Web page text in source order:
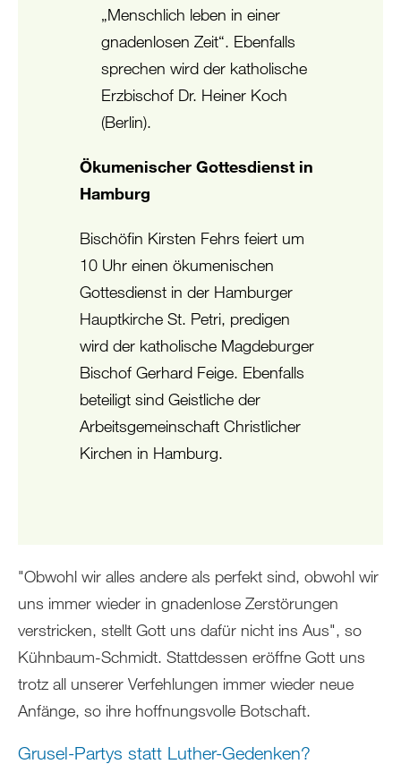
„Menschlich leben in einer
gnadenlosen Zeit“. Ebenfalls
sprechen wird der katholische
Erzbischof Dr. Heiner Koch
(Berlin).
Ökumenischer Gottesdienst in
Hamburg
Bischöfin Kirsten Fehrs feiert um
10 Uhr einen ökumenischen
Gottesdienst in der Hamburger
Hauptkirche St. Petri, predigen
wird der katholische Magdeburger
Bischof Gerhard Feige. Ebenfalls
beteiligt sind Geistliche der
Arbeitsgemeinschaft Christlicher
Kirchen in Hamburg.
"Obwohl wir alles andere als perfekt sind, obwohl wir
uns immer wieder in gnadenlose Zerstörungen
verstricken, stellt Gott uns dafür nicht ins Aus", so
Kühnbaum-Schmidt. Stattdessen eröffne Gott uns
trotz all unserer Verfehlungen immer wieder neue
Anfänge, so ihre hoffnungsvolle Botschaft.
Grusel-Partys statt Luther-Gedenken?